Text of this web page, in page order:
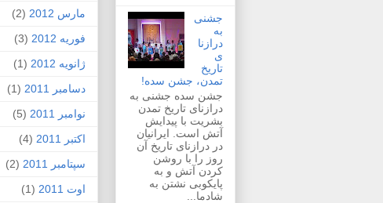
جشنی
به
درازنا
ی
تاریخ
تمدن، جشن سده!
جشن سده جشنی به
درازنای تاریخ تمدن
بشریت با پیدایش
آتش است. ایرانیان
در درازنای تاریخ آن
روز را با روشن
کردن آتش و به
پایکوبی نشتن به
شادما...
مارس 2012
(2)
فوریه 2012
(3)
ژانویه 2012
(1)
دسامبر 2011
(1)
نوامبر 2011
(5)
اکتبر 2011
(4)
سپتامبر 2011
(2)
اوت 2011
(1)